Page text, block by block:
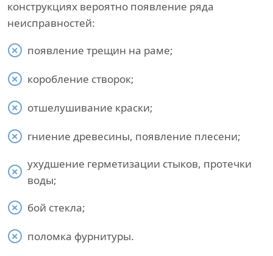
конструкциях вероятно появление ряда
неисправностей:
появление трещин на раме;
коробление створок;
отшелушивание краски;
гниение древесины, появление плесени;
ухудшение герметизации стыков, протечки
воды;
бой стекла;
поломка фурнитуры.